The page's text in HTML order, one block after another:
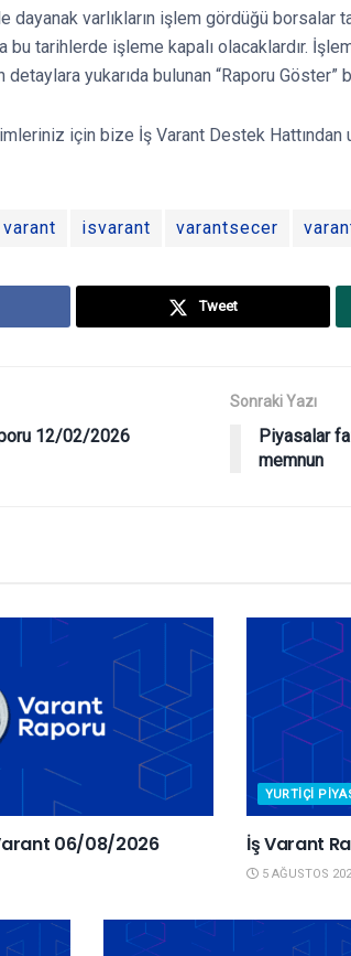
dayanak varlıkların işlem gördüğü borsalar
tarihlerde işleme kapalı olacaklardır.
yukarıda bulunan “Raporu Göster”
için bize İş Varant Destek
isvarant varantsecer
Tweet
12/02/2026
Sonraki Yazı
Piyasalar
memnun
06/08/2026
YURTIÇI
İş Varant
5 AĞUSTOS